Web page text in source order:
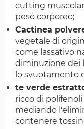
cutting
peso corporeo;
Cactinea
vegetale di
come lassativo
diminuzione dei
lo svuotamento
te verde
ricco di
mediando
contenere